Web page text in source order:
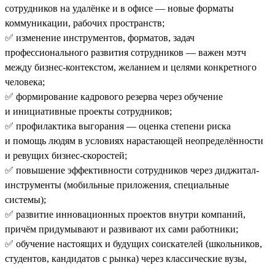
сотрудников на удалёнке и в офисе — новые форматы
коммуникации, рабочих пространств;
✅ изменение инструментов, форматов, задач
профессионального развития сотрудников — важен мэтч
между бизнес-контекстом, желанием и целями конкретного
человека;
✅ формирование кадрового резерва через обучение
и инициативные проекты сотрудников;
✅ профилактика выгорания — оценка степени риска
и помощь людям в условиях нарастающей неопределённости
и ревущих бизнес-скоростей;
✅ повышение эффективности сотрудников через диджитал-
инструменты (мобильные приложения, специальные
системы);
✅ развитие инновационных проектов внутри компаний,
причём придумывают и развивают их сами работники;
✅ обучение настоящих и будущих соискателей (школьников,
студентов, кандидатов с рынка) через классические вузы,